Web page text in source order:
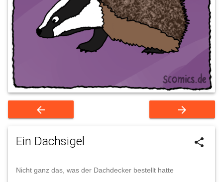
Ein Dachsigel
Nicht ganz das, was der Dachdecker bestellt hatte
share
arrow_back arrow_forward